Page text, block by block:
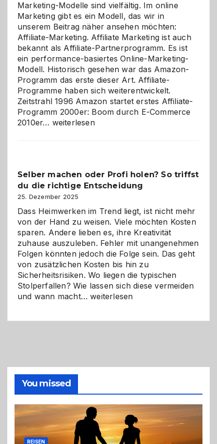
Marketing-Modelle sind vielfältig. Im online
Marketing gibt es ein Modell, das wir in
unserem Beitrag näher ansehen möchten:
Affiliate-Marketing. Affiliate Marketing ist auch
bekannt als Affiliate-Partnerprogramm. Es ist
ein performance-basiertes Online-Marketing-
Modell. Historisch gesehen war das Amazon-
Programm das erste dieser Art. Affiliate-
Programme haben sich weiterentwickelt.
Zeitstrahl 1996 Amazon startet erstes Affiliate-
Programm 2000er: Boom durch E-Commerce
2010er… Affiliate-
Herausforderungen
und
Zukunft
weiterlesen
Selber machen oder Profi holen? So triffst
du die richtige Entscheidung
25. Dezember 2025
Dass Heimwerken im Trend liegt, ist nicht mehr
von der Hand zu weisen. Viele möchten Kosten
sparen. Andere lieben es, ihre Kreativität
zuhause auszuleben. Fehler mit unangenehmen
Folgen könnten jedoch die Folge sein. Das geht
von zusätzlichen Kosten bis hin zu
Sicherheitsrisiken. Wo liegen die typischen
Stolperfallen? Wie lassen sich diese vermeiden
und wann macht…Selber
richtige
Entscheidung
weiterlesen
You missed
REISEN